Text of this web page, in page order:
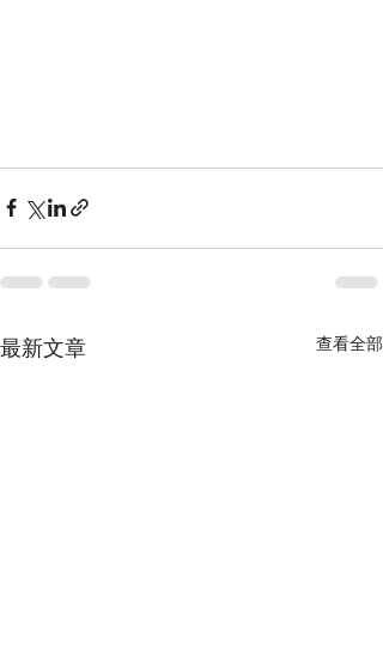
最新文章 查看全部